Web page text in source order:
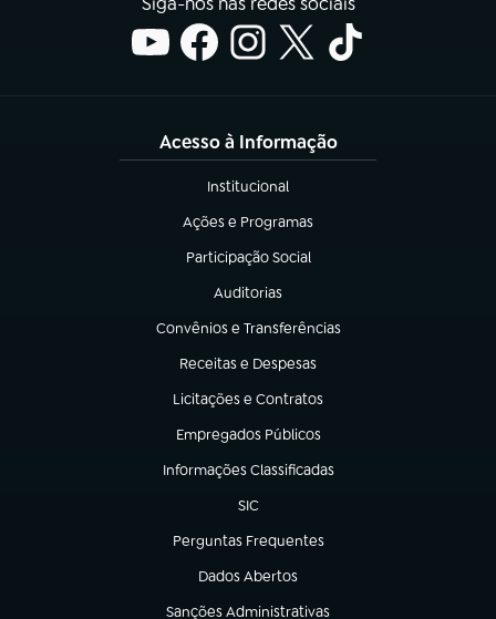
Acesso à Informação
Institucional
(abre em nova aba)
Ações e Programas
(abre em nova aba)
Participação Social
(abre em nova aba)
Auditorias
(abre em nova aba)
Convênios e Transferências
(abre em nova aba)
Receitas e Despesas
(abre em nova aba)
Licitações e Contratos
(abre em nova aba)
Empregados Públicos
(abre em nova aba)
Informações Classificadas
(abre em nova aba)
SIC
(abre em nova aba)
Perguntas Frequentes
(abre em nova aba)
Dados Abertos
(abre em nova aba)
Sanções Administrativas